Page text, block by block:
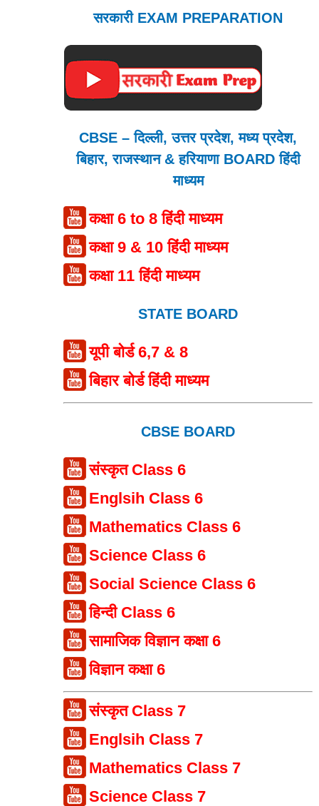
सरकारी EXAM PREPARATION
CBSE – दिल्ली, उत्तर प्रदेश, मध्य प्रदेश,
बिहार, राजस्थान & हरियाणा BOARD हिंदी
माध्यम
कक्षा 6 to 8 हिंदी माध्यम
कक्षा 9 & 10 हिंदी माध्यम
कक्षा 11 हिंदी माध्यम
STATE BOARD
यूपी बोर्ड 6,7 & 8
बिहार बोर्ड हिंदी माध्यम
CBSE BOARD
संस्कृत Class 6
Englsih Class 6
Mathematics Class 6
Science Class 6
Social Science Class 6
हिन्दी Class 6
सामाजिक विज्ञान कक्षा 6
विज्ञान कक्षा 6
संस्कृत Class 7
Englsih Class 7
Mathematics Class 7
Science Class 7